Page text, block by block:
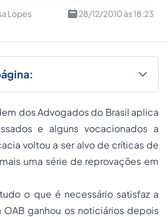
Lopes 28/12/2010 às 18:23
dos Advogados do Brasil aplica
e alguns vocacionados a
voltou a ser alvo de críticas de
uma série de reprovações em
o que é necessário satisfaz a
ganhou os noticiários depois